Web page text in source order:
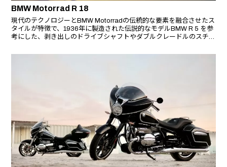
BMW Motorrad R 18
現代のテクノロジーとBMW Motorradの伝統的な要素を融合させたス
タイルが特徴で、1936年に製造された伝説的なモデルBMW R 5 を参
考にした、剥き出しのドライブシャフトやダブルクレードルのスチー